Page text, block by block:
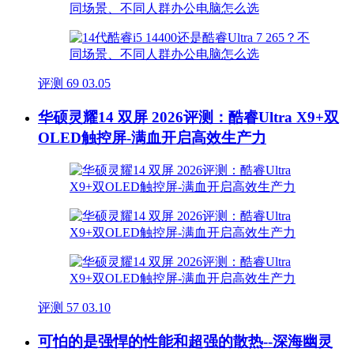
评测 69 03.05
华硕灵耀14 双屏 2026评测：酷睿Ultra X9+双
OLED触控屏-满血开启高效生产力
评测 57 03.10
可怕的是强悍的性能和超强的散热--深海幽灵